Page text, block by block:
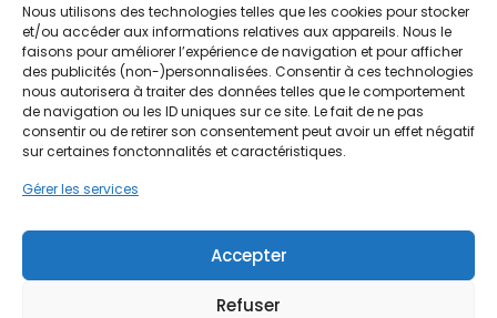
Nous utilisons des technologies telles que les cookies pour stocker
et/ou accéder aux informations relatives aux appareils. Nous le
faisons pour améliorer l’expérience de navigation et pour afficher
des publicités (non-)personnalisées. Consentir à ces technologies
nous autorisera à traiter des données telles que le comportement
de navigation ou les ID uniques sur ce site. Le fait de ne pas
consentir ou de retirer son consentement peut avoir un effet négatif
sur certaines fonctonnalités et caractéristiques.
Gérer les services
Accepter
Refuser
déperdition de chaleur dans un logement mal
isolé. À Doubs, comme dans les villes limitrophes
telles que Pontarlier ou Besançon centre, les
écarts de température entre l'intérieur et
l'extérieur peuvent être drastiques. Sans une
protection adéquate, les factures de chauffage
s'envolent et le confort thermique se dégrade
le choix stratégique entre une isolation par
solutions complémentaires mais répondant à des
besoins architecturaux et budgétaires différents.
Ne passez pas à côté de vos
aides !
Faites vite, les budgets
MaPrimeRénov' sont annuels et
limités. Les dossiers sont traités
par ordre d'arrivée.
Contactez-nous maintenant
pour maximiser vos aides !